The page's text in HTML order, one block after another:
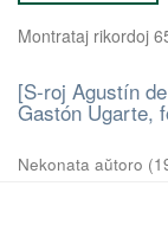
Montrataj rikordoj
[S-roj Agustín
Gastón Ugarte,
Nekonata aŭtoro (